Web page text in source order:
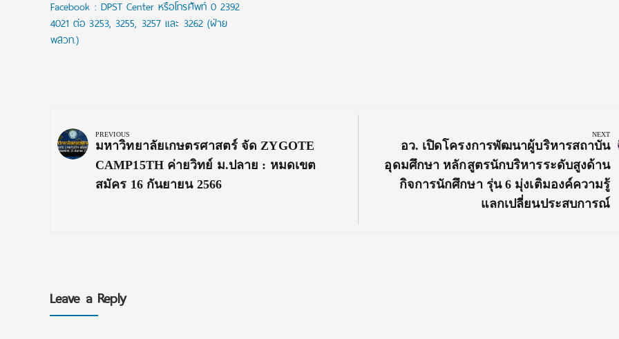
Facebook : DPST Center หรือโทรศัพท์ 0 2392
4021 ต่อ 3253, 3255, 3257 และ 3262 (ฝ่าย
พสวท.)
navigation
PREVIOUS
Previous
Post:
มหาวิทยาลัยเกษตรศาสตร์ จัด ZYGOTE
CAMP15TH ค่ายวิทย์ ม.ปลาย : หมดเขต
สมัคร 16 กันยายน 2566
NEXT
Next
Post:
อว. เปิดโครงการพัฒนาผู้บริหารสถาบัน
อุดมศึกษา หลักสูตรนักบริหารระดับสูงด้าน
กิจการนักศึกษา รุ่น 6 มุ่งเติมองค์ความรู้
แลกเปลี่ยนประสบการณ์
Leave a Reply